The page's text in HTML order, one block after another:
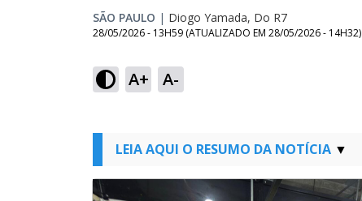
SÃO PAULO | Diogo Yamada, Do R7
28/05/2026 - 13H59 (ATUALIZADO EM 28/05/2026 - 14H32)
A+ A-
LEIA AQUI O RESUMO DA NOTÍCIA